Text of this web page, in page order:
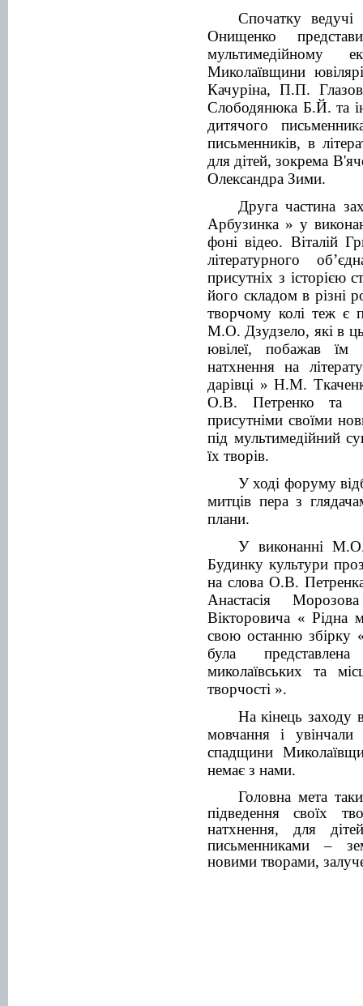
Спочатку
Онищенко
мультимедійному
Миколаївщини
Качуріна, П.П.
Слободянюка Б.Й. та
дитячого
письменників, в
для дітей, зокрема
Олександра Зими.
Друга частина
Арбузинка » у
фоні відео. Віталій
літературного
присутніх з історією
його складом в різні
творчому колі теж є
М.О. Дзудзело, які в
ювілеї, побажав їм
натхнення на
дарівці » Н.М.
О.В. Петренко та
присутніми своїми
під мультимедійний
їх творів.
У ході форуму
митців пера з
плани.
У виконанні М.О.
Будинку культури
на слова О.В.
Анастасія
Вікторовича « Рідна
свою останню збірку
була
миколаївських та
творчості ».
На кінець заходу
мовчання і увінчали
спадщини
немає з нами.
Головна мета
підведення своїх
натхнення, для
письменниками –
новими творами,